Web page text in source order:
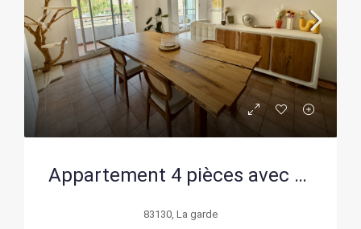
Appartement 4 pièces avec terrasse et cave à La Garde dans le quartier du Thouar
83130, La garde